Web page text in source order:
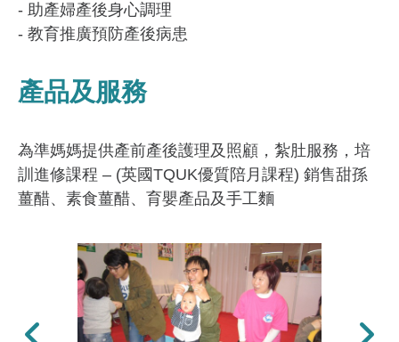
- 助產婦產後身心調理
- 教育推廣預防產後病患
產品及服務
為準媽媽提供產前產後護理及照顧，紮肚服務，培
訓進修課程 – (英國TQUK優質陪月課程) 銷售甜孫
薑醋、素食薑醋、育嬰產品及手工麵
上一張 下一張